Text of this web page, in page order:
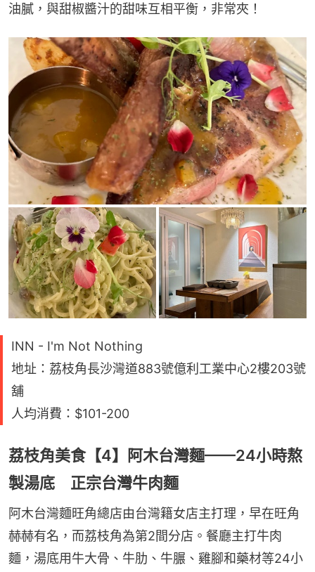
油膩，與甜椒醬汁的甜味互相平衡，非常夾！
INN - I'm Not Nothing
地址：荔枝角長沙灣道883號億利工業中心2樓203號
舖
人均消費：$101-200
荔枝角美食【4】阿木台灣麵——24小時熬
製湯底 正宗台灣牛肉麵
阿木台灣麵旺角總店由台灣籍女店主打理，早在旺角
赫赫有名，而荔枝角為第2間分店。餐廳主打牛肉
麵，湯底用牛大骨、牛肋、牛𦟌、雞腳和藥材等24小